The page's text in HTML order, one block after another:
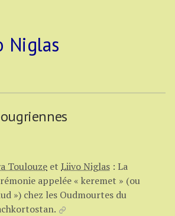
Niglas
Toulouze et Liivo Niglas : La
appelée « keremet » (ou
») chez les Oudmourtes du